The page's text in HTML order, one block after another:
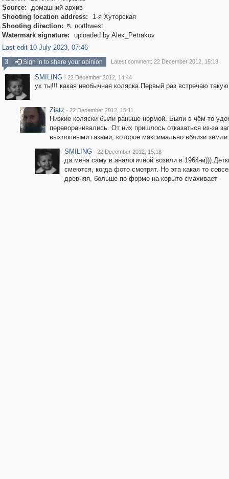
Source:
домашний архив
Shooting location address:
1-я Хуторская
Shooting direction:  northwest
Watermark signature:
uploaded by Alex_Petrakov
Last edit 10 July 2023, 07:46
3
Sign in to share your opinion Latest comment: 22 December 2012, 15:18
SMILING · 22 December 2012, 14:44
ух ты!!! какая необычная коляска.Первый раз встречаю такую
Ziatz · 22 December 2012, 15:11
Низкие коляски были раньше нормой. Были в чём-то
переворачивались. От них пришлось отказаться из-за
выхлопными газами, которое максимально вблизи земли.
SMILING · 22 December 2012, 15:18
да меня саму в аналогичной возили в 1964-
смеются, когда фото смотрят. Но эта какая то
древняя, больше по форме на корыто смахивает